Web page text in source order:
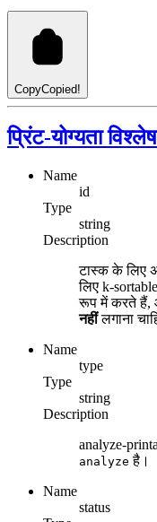
CopyCopied!
प्रिंट-योग्यता
Name
id
Type
string
Description
टास्क के लिए
लिए k-
रूप में करते हैं,
नहींलगाना
Name
type
Type
string
Description
analyze-
analyze है।
Name
status